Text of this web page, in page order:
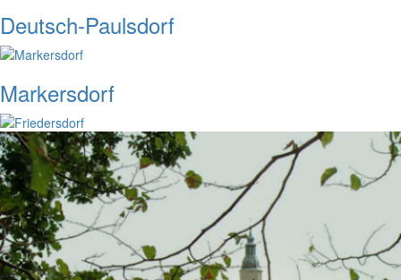
Deutsch-Paulsdorf
Markersdorf